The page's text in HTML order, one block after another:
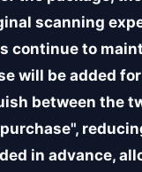
scanning
continue to
will be added
between the
in advance,